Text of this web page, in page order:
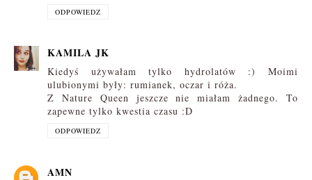
ODPOWIEDZ
KAMILA JK
Kiedyś używałam tylko hydrolatów :) Moimi
ulubionymi były: rumianek, oczar i róża.
Z Nature Queen jeszcze nie miałam żadnego. To
zapewne tylko kwestia czasu :D
ODPOWIEDZ
AMN